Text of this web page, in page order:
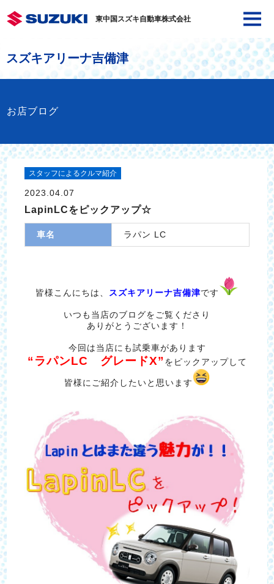
東中国スズキ自動車株式会社
スズキアリーナ吉備津
お店ブログ
スタッフによるクルマ紹介
2023.04.07
LapinLCをピックアップ☆
車名 ラパン LC
皆様こんにちは、 スズキアリーナ吉備津です
いつも当店のブログをご覧くださり
ありがとうございます！
今回は当店にも試乗車があります
“ラパンLC グレードX”をピックアップして
皆様にご紹介したいと思います